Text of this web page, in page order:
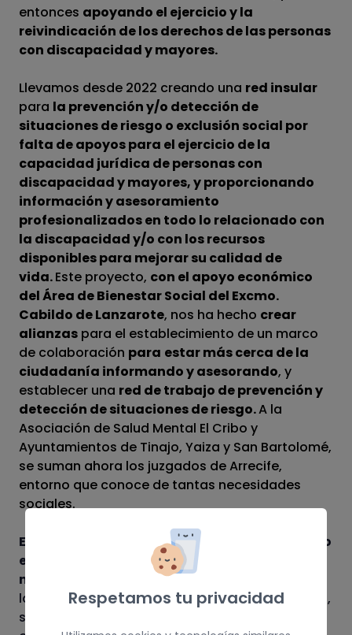
entonces apoyando el ejercicio y la
reivindicación de los derechos de las personas
con discapacidad y mayores.
Llevamos desde 2022 creando una red insular
para la prevención y/o detección de
situaciones de riesgo o exclusión social por
falta de apoyos para el ejercicio de la
capacidad jurídica de personas con
discapacidad y mayores, y proporcionando
información y asesoramiento
profesionalizados en todo lo relacionado con
la discapacidad y/o con los recursos
disponibles para mejorar su calidad de
vida.Este proyecto, con el apoyo económico
del Área de Bienestar Social del Excmo.
Cabildo de Lanzarote, nos ha hecho crear
alianzas para el establecimiento de un marco
de colaboración para estar más cerca de la
ciudadanía informando y asesorando, y
establecer una red de trabajo de prevención y
detección de situaciones de riesgo.A la
Asociación de Salud Mental El Cribo y
Ayuntamientos de Tinajo, Yaiza y San Bartolomé,
se suman ahora los juzgados de Arrecife,
entorno que conoce de tantas necesidades
sociales.
El servicio de información social especializado
en discapacidad se prestará todos los
miércoles de 10 a 14 horas,pudiendo ampliarse
la atención al público en función de la demanda,
siendo habilitados además teléfonos y correo
Respetamos tu privacidad